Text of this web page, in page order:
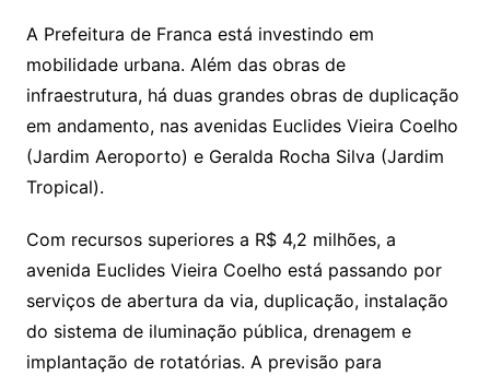
A Prefeitura de Franca está investindo em
mobilidade urbana. Além das obras de
infraestrutura, há duas grandes obras de duplicação
em andamento, nas avenidas Euclides Vieira Coelho
(Jardim Aeroporto) e Geralda Rocha Silva (Jardim
Tropical).
Com recursos superiores a R$ 4,2 milhões, a
avenida Euclides Vieira Coelho está passando por
serviços de abertura da via, duplicação, instalação
do sistema de iluminação pública, drenagem e
implantação de rotatórias. A previsão para